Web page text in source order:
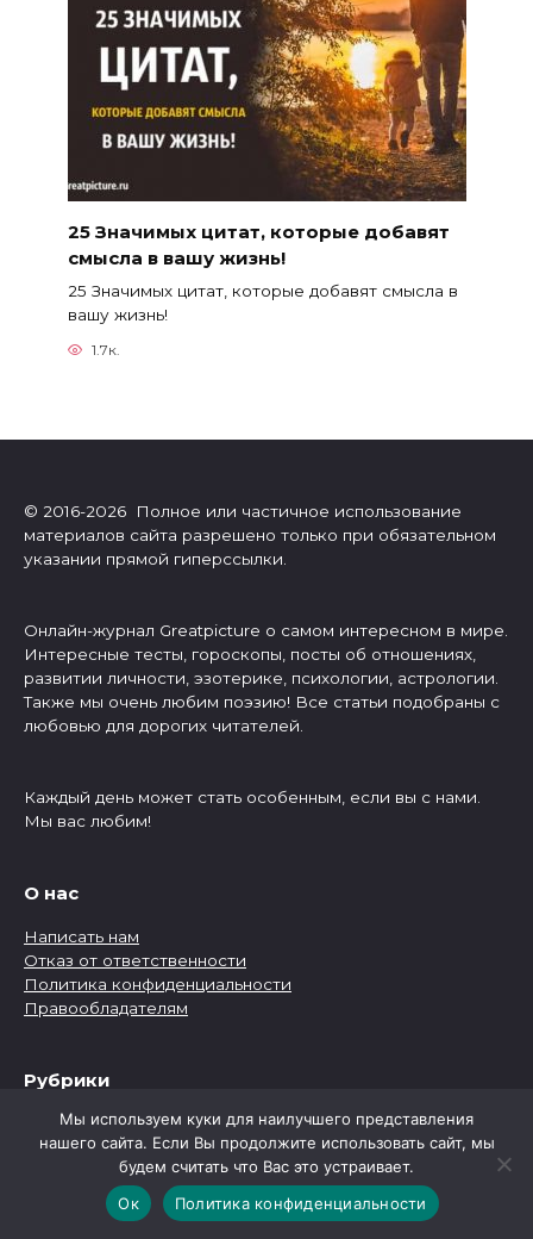
25 Значимых цитат, которые добавят
смысла в вашу жизнь!
25 Значимых цитат, которые добавят смысла в
вашу жизнь!
1.7к.
© 2016-2026 Полное или частичное использование
материалов сайта разрешено только при обязательном
указании прямой гиперссылки.
Онлайн-журнал Greatpicture о самом интересном в мире.
Интересные тесты, гороскопы, посты об отношениях,
развитии личности, эзотерике, психологии, астрологии.
Также мы очень любим поэзию! Все статьи подобраны с
любовью для дорогих читателей.
Каждый день может стать особенным, если вы с нами.
Мы вас любим!
О нас
Написать нам
Отказ от ответственности
Политика конфиденциальности
Правообладателям
Рубрики
Рубрики
Мы используем куки для наилучшего представления
нашего сайта. Если Вы продолжите использовать сайт, мы
будем считать что Вас это устраивает.
Ок
Политика конфиденциальности